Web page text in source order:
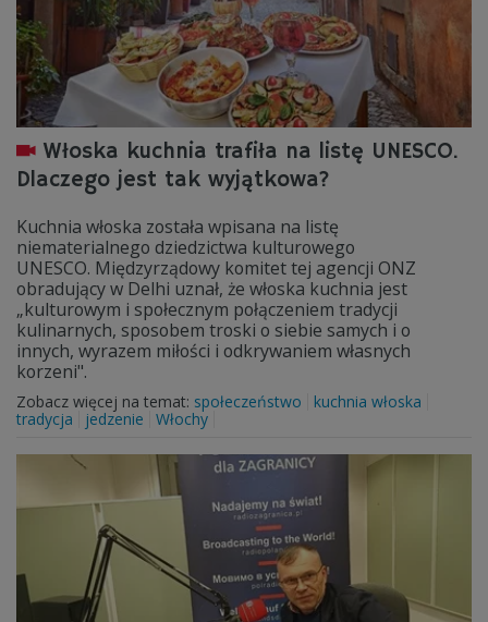
Włoska kuchnia trafiła na listę UNESCO.
Dlaczego jest tak wyjątkowa?
Kuchnia włoska została wpisana na listę
niematerialnego dziedzictwa kulturowego
UNESCO. Międzyrządowy komitet tej agencji ONZ
obradujący w Delhi uznał, że włoska kuchnia jest
„kulturowym i społecznym połączeniem tradycji
kulinarnych, sposobem troski o siebie samych i o
innych, wyrazem miłości i odkrywaniem własnych
korzeni".
Zobacz więcej na temat: społeczeństwo
kuchnia włoska
tradycja
jedzenie Włochy